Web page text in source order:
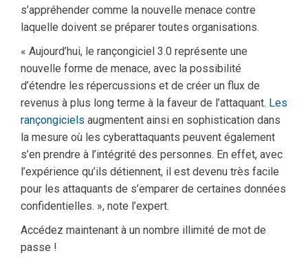
s’appréhender comme la nouvelle menace contre
laquelle doivent se préparer toutes organisations.
« Aujourd’hui, le rançongiciel 3.0 représente une
nouvelle forme de menace, avec la possibilité
d’étendre les répercussions et de créer un flux de
revenus à plus long terme à la faveur de l’attaquant. Les
rançongiciels augmentent ainsi en sophistication dans
la mesure où les cyberattaquants peuvent également
s’en prendre à l’intégrité des personnes. En effet, avec
l’expérience qu’ils détiennent, il est devenu très facile
pour les attaquants de s’emparer de certaines données
confidentielles. », note l’expert.
Accédez maintenant à un nombre illimité de mot de
passe !